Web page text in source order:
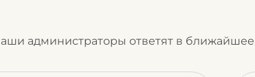
администраторы ответят в